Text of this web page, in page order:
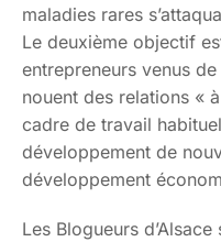
maladies rares
Le deuxième objectif
entrepreneurs venus
nouent des relations «
cadre de travail
développement de
développement
Les Blogueurs